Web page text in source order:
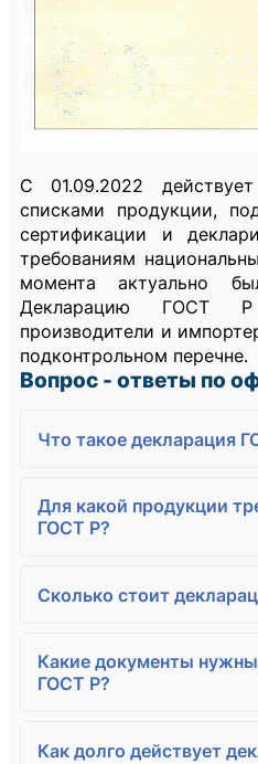
С 01.09.2022
списками продукции,
сертификации и
требованиям
момента
Декларацию ГОСТ
производители и
подконтрольном перечне.
Вопрос - ответы по
Что такое декларация
Для какой продукции
ГОСТ Р?
Сколько стоит
Какие документы
ГОСТ Р?
Как долго действует